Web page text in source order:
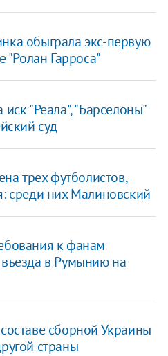
обыграла экс-первую
"Ролан Гарроса"
"Реала", "Барселоны"
суд
трех футболистов,
среди них Малиновский
к фанам
в Румынию на
сборной Украины
страны